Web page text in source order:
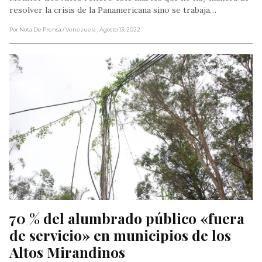
resolver la crisis de la Panamericana sino se trabaja…
Por Nota De Prensa / Venezuela , Agosto 13, 2022
70 % del alumbrado público «fuera
de servicio» en municipios de los
Altos Mirandinos